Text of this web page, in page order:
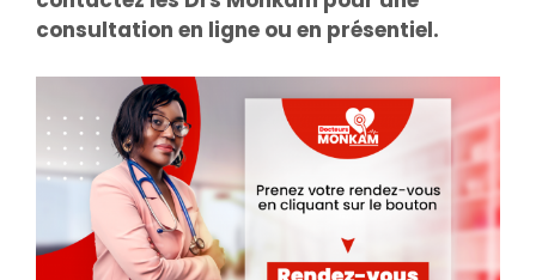
consultation en ligne ou en présentiel.